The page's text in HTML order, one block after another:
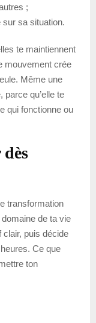
;
sur sa situation.
te maintiennent
mouvement crée
Même une
parce qu’elle te
qui fonctionne ou
transformation
de ta vie
clair, puis décide
Ce que
ton